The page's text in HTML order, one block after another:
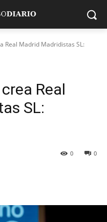
Real Madrid Madridistas SL:
Real
SL:
0
0